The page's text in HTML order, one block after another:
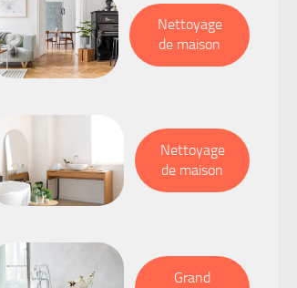
Nettoyage
de maison
Nettoyage
de maison
Grand